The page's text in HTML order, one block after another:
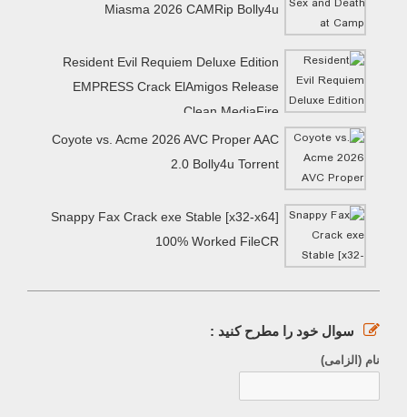
Miasma 2026 CAMRip Bolly4u
Resident Evil Requiem Deluxe Edition
EMPRESS Crack ElAmigos Release
Clean MediaFire
Coyote vs. Acme 2026 AVC Proper AAC
2.0 Bolly4u Torrent
Snappy Fax Crack exe Stable [x32-x64]
100% Worked FileCR
سوال خود را مطرح کنید :
نام (الزامی)